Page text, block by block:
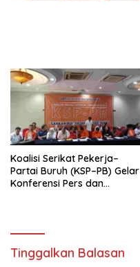
Koalisi Serikat Pekerja–
Partai Buruh (KSP–PB) Gelar
Konferensi Pers dan
RUU Ketenagakerjaan Baru.
Tinggalkan Balasan